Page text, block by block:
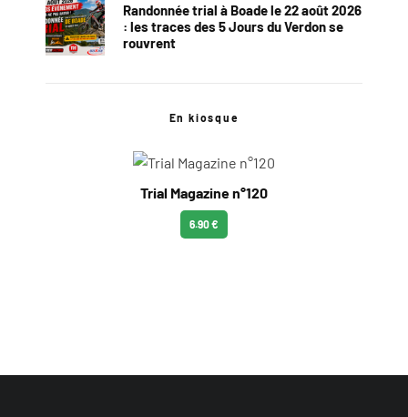
Randonnée trial à Boade le 22 août 2026
: les traces des 5 Jours du Verdon se
rouvrent
En kiosque
Trial Magazine n°120
6.90 €